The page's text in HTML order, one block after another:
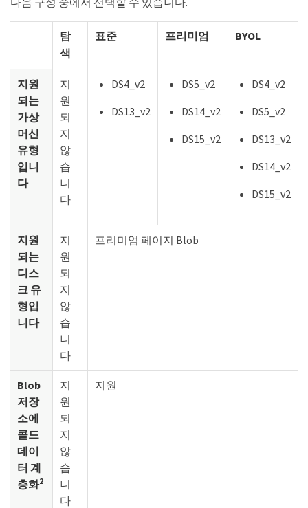
탐
색
표준 프리미엄 BYOL
지원
되는
가상
머신
유형
입니
다
지
원
되
지
않
습
니
다
DS4_v2
DS13_v2
DS5_v2
DS14_v2
DS15_v2
DS4_v2
DS5_v2
DS13_v2
DS14_v2
DS15_v2
지원
되는
디스
크 유
형입
니다
지
원
되
지
않
습
니
다
프리미엄 페이지 Blob
Blob
저장
소에
콜드
데이
터 계
층화2
지
원
되
지
않
습
니
다
지원